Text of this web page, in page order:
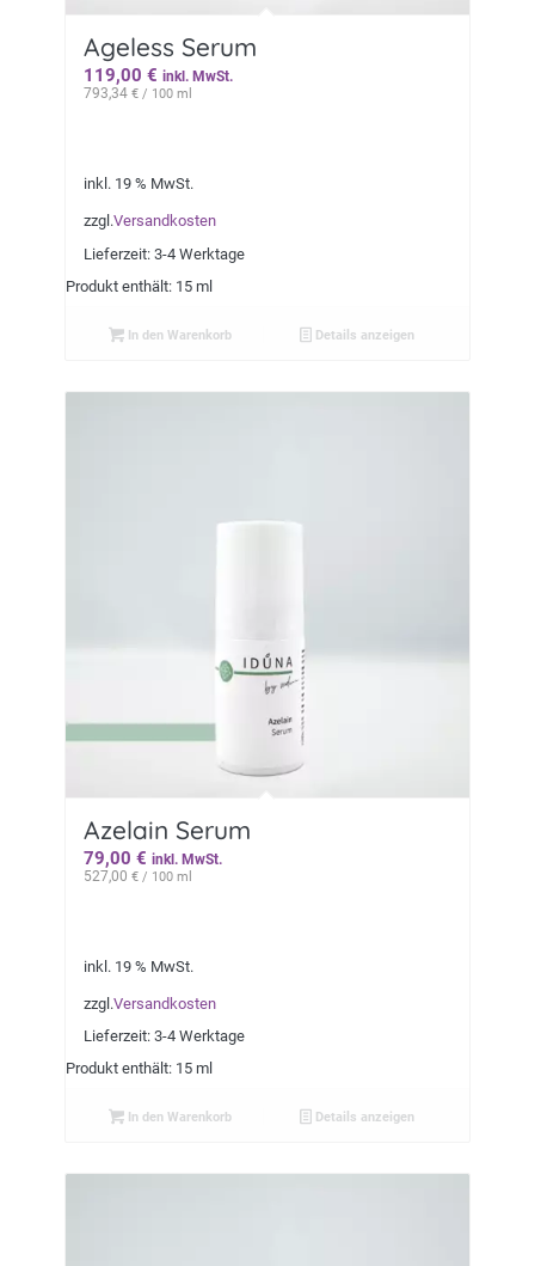
Ageless Serum
119,00 € inkl. MwSt.
793,34 €/ 100 ml
inkl. 19 % MwSt.
zzgl.Versandkosten
Lieferzeit: 3-4 Werktage
Produkt enthält: 15 ml
In den Warenkorb Details anzeigen
Azelain Serum
79,00 € inkl. MwSt.
527,00 €/ 100 ml
inkl. 19 % MwSt.
zzgl.Versandkosten
Lieferzeit: 3-4 Werktage
Produkt enthält: 15 ml
In den Warenkorb Details anzeigen